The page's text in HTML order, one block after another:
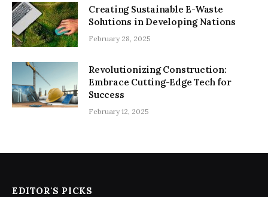
Creating Sustainable E-Waste
Solutions in Developing Nations
February 28, 2025
Revolutionizing Construction:
Embrace Cutting-Edge Tech for
Success
February 12, 2025
EDITOR'S PICKS